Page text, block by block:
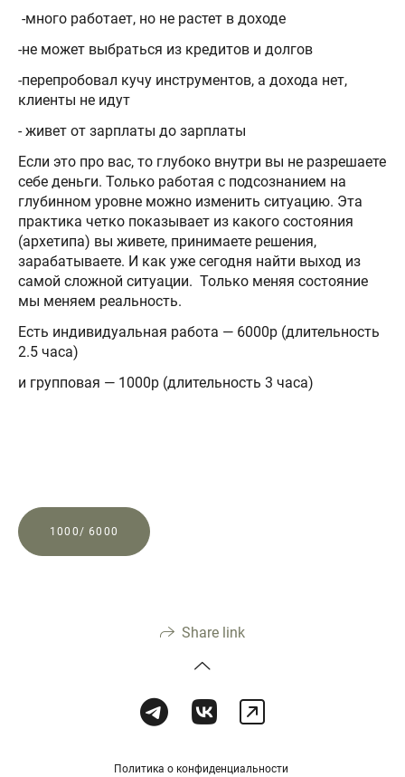
-много работает, но не растет в доходе
-не может выбраться из кредитов и долгов
-перепробовал кучу инструментов, а дохода нет,
клиенты не идут
- живет от зарплаты до зарплаты
Если это про вас, то глубоко внутри вы не разрешаете
себе деньги. Только работая с подсознанием на
глубинном уровне можно изменить ситуацию. Эта
практика четко показывает из какого состояния
(архетипа) вы живете, принимаете решения,
зарабатываете. И как уже сегодня найти выход из
самой сложной ситуации. Только меняя состояние
мы меняем реальность.
Есть индивидуальная работа — 6000р (длительность
2.5 часа)
и групповая — 1000р (длительность 3 часа)
1000/ 6000
Share link
Политика о конфиденциальности